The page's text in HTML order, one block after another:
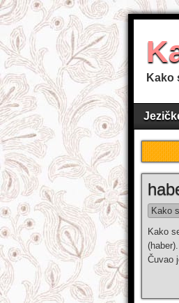
Kako
Kako
Kako
Čuvao